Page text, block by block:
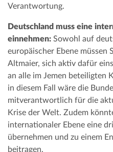
Verantwortung.
Deutschland muss eine
einnehmen: Sowohl auf
europäischer Ebene müssen
Altmaier, sich aktiv dafür
an alle im Jemen beteiligten
in diesem Fall wäre die
mitverantwortlich für die
Krise der Welt. Zudem
internationaler Ebene eine
übernehmen und zu einem
beitragen.